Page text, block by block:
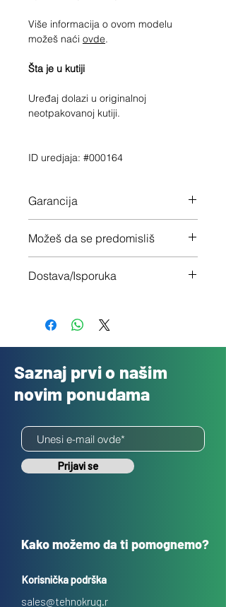
Više informacija o ovom modelu
možeš naći ovde.
Šta je u kutiji
Uređaj dolazi u originalnoj
neotpakovanoj kutiji.
ID uredjaja: #000164
Garancija
Možeš da se predomisliš
nisi zadovoljan
Dostava/Isporuka
Saznaj prvi o našim
novim ponudama
Prijavi se
Kako možemo da ti pomognemo?
Korisnička podrška
sales@tehnokrug.r